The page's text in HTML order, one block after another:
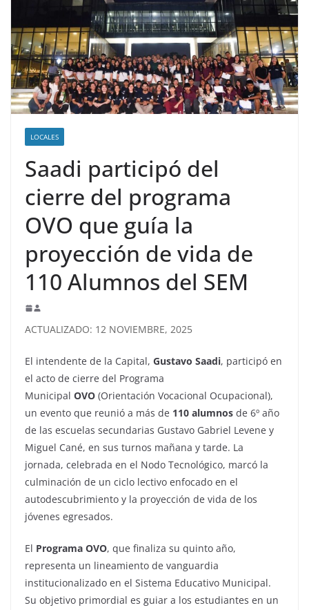
LOCALES
Saadi participó del
cierre del programa
OVO que guía la
proyección de vida de
110 Alumnos del SEM
ACTUALIZADO: 12 NOVIEMBRE, 2025
El intendente de la Capital, Gustavo Saadi, participó en
el acto de cierre del Programa
Municipal OVO (Orientación Vocacional Ocupacional),
un evento que reunió a más de 110 alumnos de 6º año
de las escuelas secundarias Gustavo Gabriel Levene y
Miguel Cané, en sus turnos mañana y tarde. La
jornada, celebrada en el Nodo Tecnológico, marcó la
culminación de un ciclo lectivo enfocado en el
autodescubrimiento y la proyección de vida de los
jóvenes egresados.
El Programa OVO, que finaliza su quinto año,
representa un lineamiento de vanguardia
institucionalizado en el Sistema Educativo Municipal.
Su objetivo primordial es guiar a los estudiantes en un